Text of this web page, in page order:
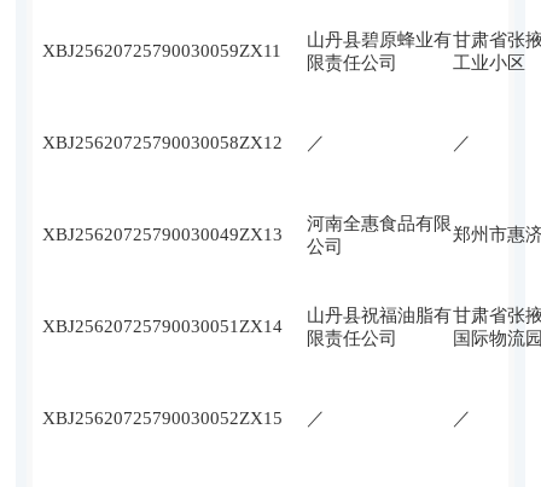
XBJ25620725790030059ZX11
山丹县碧原蜂业有
限责任公司
甘肃省张
工业小区
XBJ25620725790030058ZX12 ／ ／
XBJ25620725790030049ZX13
河南全惠食品有限
公司
郑州市惠
XBJ25620725790030051ZX14
山丹县祝福油脂有
限责任公司
甘肃省张
国际物流
XBJ25620725790030052ZX15 ／ ／